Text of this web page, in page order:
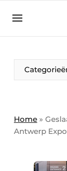
Bedrijven
Direct
Eigen
Home
Home »
Antwerp Expo